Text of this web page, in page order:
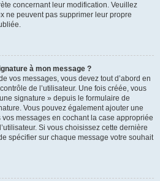
concernant leur modification. Veuillez
ne peuvent pas supprimer leur propre
à mon message ?
vos messages, vous devez tout d’abord en
de l’utilisateur. Une fois créée, vous
signature » depuis le formulaire de
Vous pouvez également ajouter une
messages en cochant la case appropriée
Si vous choisissez cette dernière
spécifier sur chaque message votre souhait